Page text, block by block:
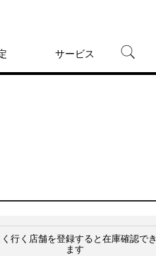
サービス
く行く店舗を登録すると在庫確認でき
ます